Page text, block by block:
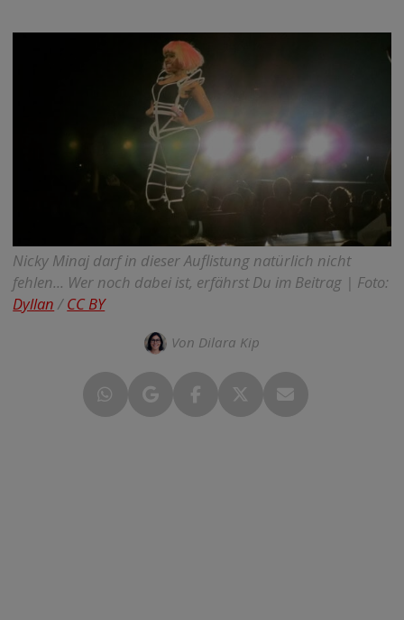
Nicky Minaj darf in dieser Auflistung natürlich nicht
fehlen... Wer noch dabei ist, erfährst Du im Beitrag | Foto:
Dyllan /CC BY
Von Dilara Kip